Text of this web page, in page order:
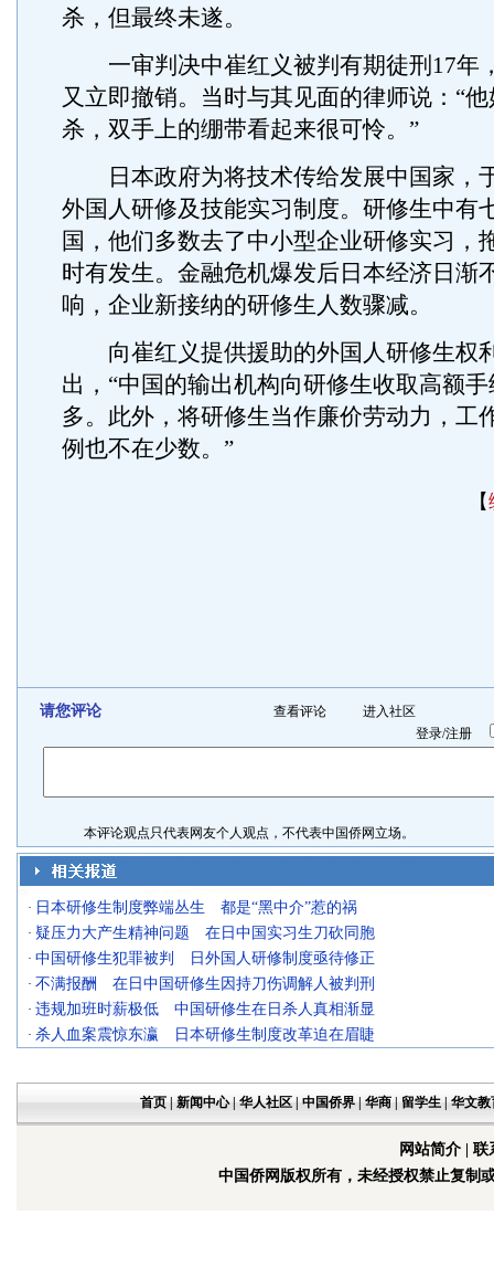
杀，但最终未遂。
一审判决中崔红义被判有期徒刑17年
又立即撤销。当时与其见面的律师说：“
杀，双手上的绷带看起来很可怜。”
日本政府为将技术传给发展中国家，
外国人研修及技能实习制度。研修生中有
国，他们多数去了中小型企业研修实习，
时有发生。金融危机爆发后日本经济日渐
响，企业新接纳的研修生人数骤减。
向崔红义提供援助的外国人研修生权
出，“中国的输出机构向研修生收取高额
多。此外，将研修生当作廉价劳动力，工
例也不在少数。”
【
请您评论 查看评论
进入社区
登录/注册
本评论观点只代表网友个人观点，不代表中国侨网立场。
· 日本研修生制度弊端丛生 都是“黑中介”惹的祸
· 疑压力大产生精神问题 在日中国实习生刀砍同胞
· 中国研修生犯罪被判 日外国人研修制度亟待修正
· 不满报酬 在日中国研修生因持刀伤调解人被判刑
· 违规加班时薪极低 中国研修生在日杀人真相渐显
· 杀人血案震惊东瀛 日本研修生制度改革迫在眉睫
首页| 新闻中心| 华人社区| 中国侨界| 华商| 留学生| 华文教
网站简介| 联
中国侨网版权所有，未经授权禁止复制